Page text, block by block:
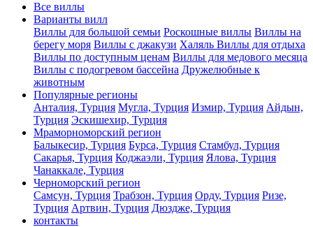
Все виллы
Варианты вилл
Виллы для большой семьи Роскошные виллы Виллы на
берегу моря Виллы с джакузи Халяль Виллы для отдыха
Виллы по доступным ценам Виллы для медового месяца
Виллы с подогревом бассейна Дружелюбные к
животным
Популярные регионы
Анталия, Турция Мугла, Турция Измир, Турция Айдын,
Турция Эскишехир, Турция
Мраморноморский регион
Балыкесир, Турция Бурса, Турция Стамбул, Турция
Сакарья, Турция Коджаэли, Турция Ялова, Турция
Чанаккале, Турция
Черноморский регион
Самсун, Турция Трабзон, Турция Орду, Турция Ризе,
Турция Артвин, Турция Дюздже, Турция
контакты